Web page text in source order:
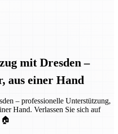
mit Dresden –
aus einer Hand
– professionelle Unterstützung,
Hand. Verlassen Sie sich auf
🏠